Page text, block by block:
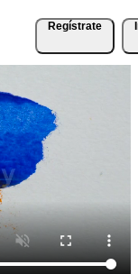
Regístrate